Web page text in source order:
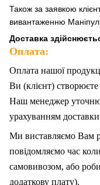
Також за заявкою
вивантаженню
Доставка
Оплата:
Оплата нашої
Ви (клієнт)
Наш менеджер
урахуванням
Ми виставляємо Вам
повідомляємо час
самовивозом, або
додаткову плату).